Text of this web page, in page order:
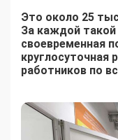
Это около 25
За каждой
своевременная
круглосуточная
работников по